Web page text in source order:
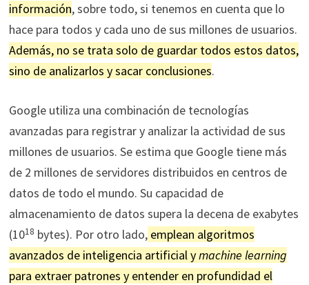
información, sobre todo, si tenemos en cuenta que lo
hace para todos y cada uno de sus millones de usuarios.
Además, no se trata solo de guardar todos estos datos,
sino de analizarlos y sacar conclusiones.
Google utiliza una combinación de tecnologías
avanzadas para registrar y analizar la actividad de sus
millones de usuarios. Se estima que Google tiene más
de 2 millones de servidores distribuidos en centros de
datos de todo el mundo. Su capacidad de
almacenamiento de datos supera la decena de exabytes
(1018 bytes). Por otro lado,emplean algoritmos
avanzados de inteligencia artificial ymachine learning
para extraer patrones y entender en profundidad el